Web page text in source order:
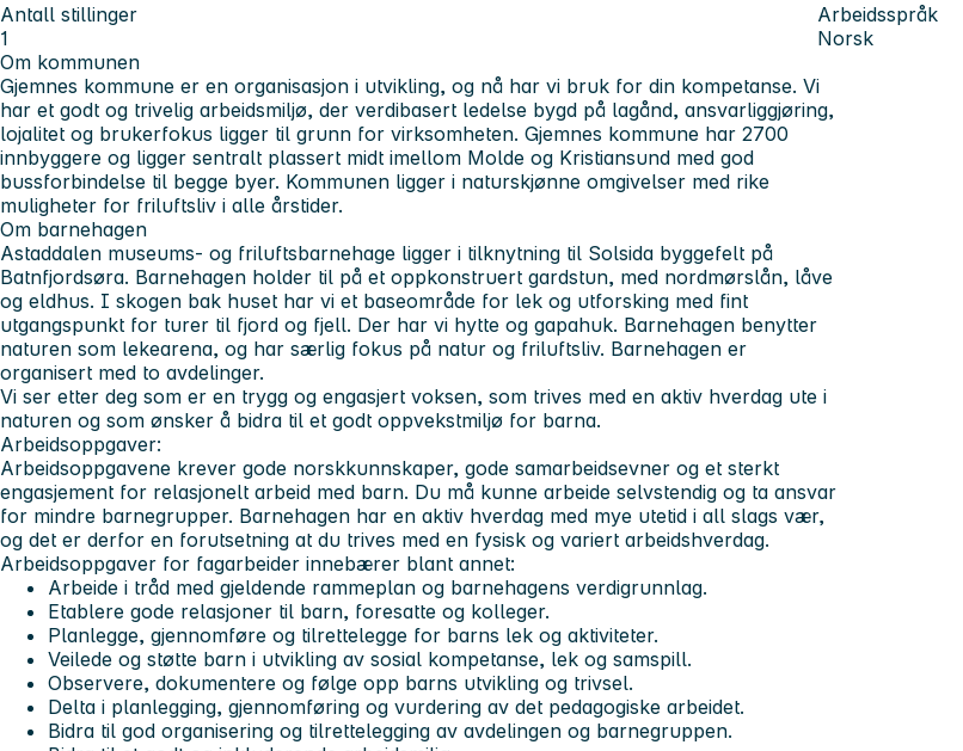
Antall stillinger
1
Arbeidsspråk
Norsk
Om kommunen
Gjemnes kommune er en organisasjon i utvikling, og nå har vi bruk for din kompetanse. Vi
har et godt og trivelig arbeidsmiljø, der verdibasert ledelse bygd på lagånd, ansvarliggjøring,
lojalitet og brukerfokus ligger til grunn for virksomheten. Gjemnes kommune har 2700
innbyggere og ligger sentralt plassert midt imellom Molde og Kristiansund med god
bussforbindelse til begge byer. Kommunen ligger i naturskjønne omgivelser med rike
muligheter for friluftsliv i alle årstider.
Om barnehagen
Astaddalen museums- og friluftsbarnehage ligger i tilknytning til Solsida byggefelt på
Batnfjordsøra. Barnehagen holder til på et oppkonstruert gardstun, med nordmørslån, låve
og eldhus. I skogen bak huset har vi et baseområde for lek og utforsking med fint
utgangspunkt for turer til fjord og fjell. Der har vi hytte og gapahuk. Barnehagen benytter
naturen som lekearena, og har særlig fokus på natur og friluftsliv. Barnehagen er
organisert med to avdelinger.
Vi ser etter deg som er en trygg og engasjert voksen, som trives med en aktiv hverdag ute i
naturen og som ønsker å bidra til et godt oppvekstmiljø for barna.
Arbeidsoppgaver:
Arbeidsoppgavene krever gode norskkunnskaper, gode samarbeidsevner og et sterkt
engasjement for relasjonelt arbeid med barn. Du må kunne arbeide selvstendig og ta ansvar
for mindre barnegrupper. Barnehagen har en aktiv hverdag med mye utetid i all slags vær,
og det er derfor en forutsetning at du trives med en fysisk og variert arbeidshverdag.
Arbeidsoppgaver for fagarbeider innebærer blant annet:
Arbeide i tråd med gjeldende rammeplan og barnehagens verdigrunnlag.
Etablere gode relasjoner til barn, foresatte og kolleger.
Planlegge, gjennomføre og tilrettelegge for barns lek og aktiviteter.
Veilede og støtte barn i utvikling av sosial kompetanse, lek og samspill.
Observere, dokumentere og følge opp barns utvikling og trivsel.
Delta i planlegging, gjennomføring og vurdering av det pedagogiske arbeidet.
Bidra til god organisering og tilrettelegging av avdelingen og barnegruppen.